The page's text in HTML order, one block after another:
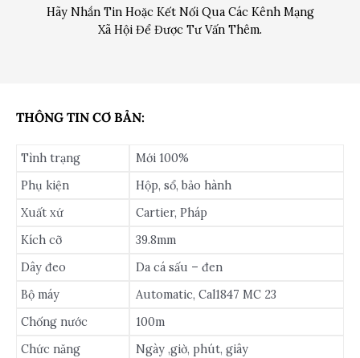
Hãy Nhắn Tin Hoặc Kết Nối Qua Các Kênh Mạng
Xã Hội Để Được Tư Vấn Thêm.
THÔNG TIN CƠ BẢN:
Tình trạng
Mới 100%
Phụ kiện
Hộp, sổ, bảo hành
Xuất xứ
Cartier, Pháp
Kích cỡ
39.8mm
Dây đeo
Da cá sấu – đen
Bộ máy
Automatic, Cal1847 MC 23
Chống nước
100m
Chức năng
Ngày ,giờ, phút, giây